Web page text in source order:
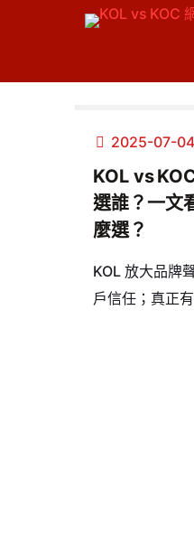
2025-07-04
KOL vs
選誰？一文
麼選？
KOL 放大品牌
戶信任；真正